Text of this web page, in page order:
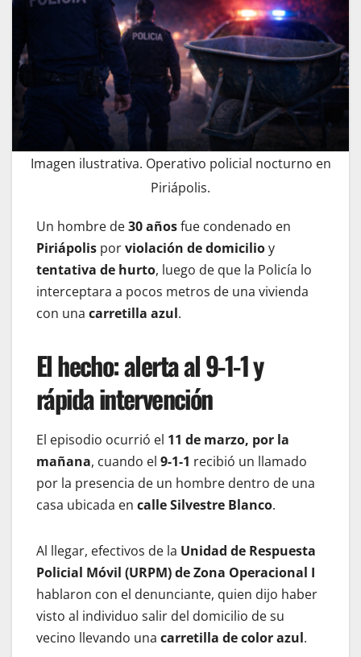
Imagen ilustrativa. Operativo policial nocturno en
Piriápolis.
Un hombre de30 añosfue condenado en
Piriápolis porviolación de domicilioy
tentativa de hurto, luego de que la Policía lo
interceptara a pocos metros de una vivienda
con una carretilla azul.
El hecho: alerta al 9-1-1 y
rápida intervención
El episodio ocurrió el 11 de marzo, por la
mañana, cuando el 9-1-1 recibió un llamado
por la presencia de un hombre dentro de una
casa ubicada en calle Silvestre Blanco.
Al llegar, efectivos de la Unidad de Respuesta
Policial Móvil (URPM) de Zona Operacional I
hablaron con el denunciante, quien dijo haber
visto al individuo salir del domicilio de su
vecino llevando una carretilla de color azul.